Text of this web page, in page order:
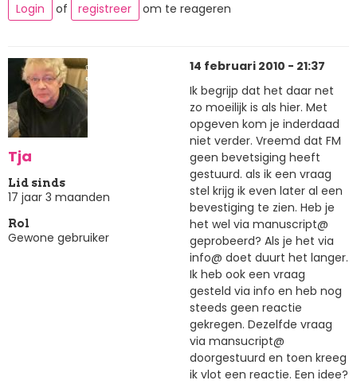
Login
of registreer om te reageren
Tja
Lid sinds
17 jaar 3 maanden
Rol
Gewone gebruiker
14 februari 2010 - 21:37
Ik begrijp dat het daar net
zo moeilijk is als hier. Met
opgeven kom je inderdaad
niet verder. Vreemd dat FM
geen bevetsiging heeft
gestuurd. als ik een vraag
stel krijg ik even later al een
bevestiging te zien. Heb je
het wel via manuscript@
geprobeerd? Als je het via
info@ doet duurt het langer.
Ik heb ook een vraag
gesteld via info en heb nog
steeds geen reactie
gekregen. Dezelfde vraag
via mansucript@
doorgestuurd en toen kreeg
ik vlot een reactie. Een idee?